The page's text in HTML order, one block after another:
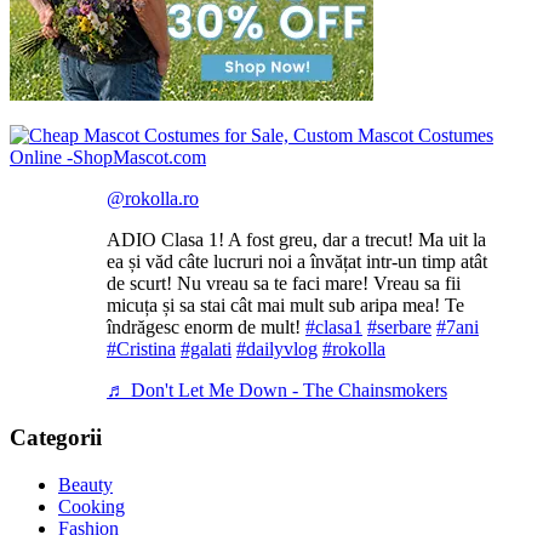
@rokolla.ro
ADIO Clasa 1! A fost greu, dar a trecut! Ma uit la
ea și văd câte lucruri noi a învățat intr-un timp atât
de scurt! Nu vreau sa te faci mare! Vreau sa fii
micuța și sa stai cât mai mult sub aripa mea! Te
îndrăgesc enorm de mult! #clasa1 #serbare #7ani
#Cristina #galati #dailyvlog #rokolla
♬ Don't Let Me Down - The Chainsmokers
Categorii
Beauty
Cooking
Fashion